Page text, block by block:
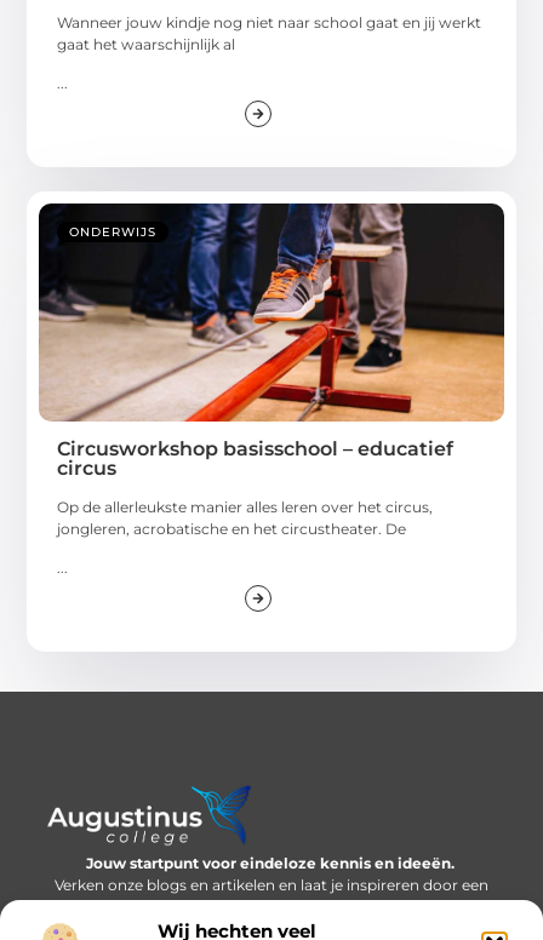
Wij hechten veel
Wanneer jouw kindje nog niet naar school gaat en jij werkt
gaat het waarschijnlijk al
...
ONDERWIJS
Circusworkshop basisschool – educatief
circus
Op de allerleukste manier alles leren over het circus,
jongleren, acrobatische en het circustheater. De
...
Jouw startpunt voor eindeloze kennis en ideeën.
Verken onze blogs en artikelen en laat je inspireren door een